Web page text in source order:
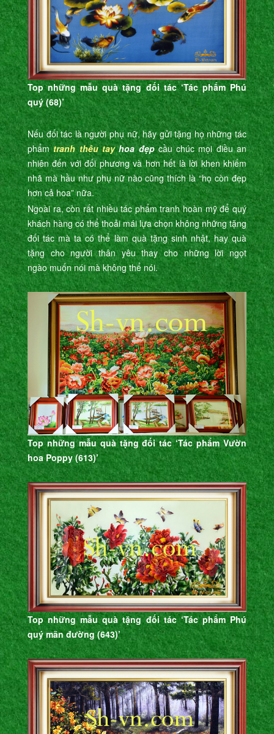
Top những mẫu quà tặng đối tác ‘Tác phẩm Phú
quý (68)’
Nếu đối tác là người phụ nữ, hãy gửi tặng họ những tác
phẩmtranh thêu tayhoa đẹpcầu chúc mọi điều an
nhiên đến với đối phương và hơn hết là lời khen khiếm
nhã mà hầu như phụ nữ nào cũng thích là “họ còn đẹp
hơn cả hoa” nữa.
Ngoài ra, còn rất nhiều tác phẩm tranh hoàn mỹ để quý
khách hàng có thể thoải mái lựa chọn không những tặng
đối tác mà ta có thể làm quà tặng sinh nhật, hay quà
tặng cho người thân yêu thay cho những lời ngọt
ngào muốn nói mà không thể nói.
Top những mẫu quà tặng đối tác ‘Tác phẩm Vườn
hoa Poppy (613)’
Top những mẫu quà tặng đối tác ‘Tác phẩm Phú
quý mãn đường (643)’